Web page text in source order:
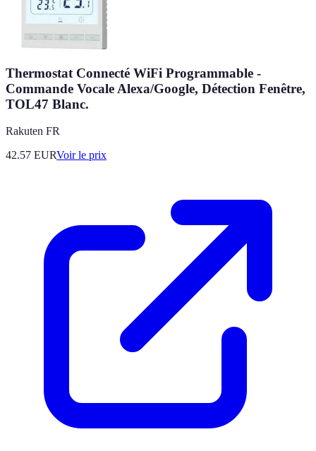
Thermostat Connecté WiFi Programmable -
Commande Vocale Alexa/Google, Détection Fenêtre,
TOL47 Blanc.
Rakuten FR
42.57 EURVoir le prix